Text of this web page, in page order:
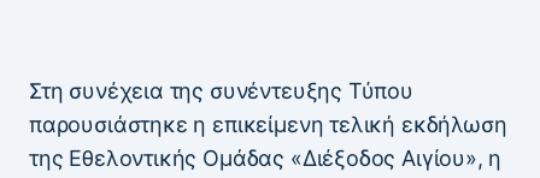
Στη συνέχεια της συνέντευξης Τύπου
παρουσιάστηκε η επικείμενη τελική εκδήλωση
της Εθελοντικής Ομάδας «Διέξοδος Αιγίου», η